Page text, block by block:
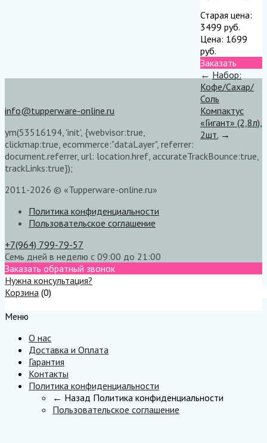
Старая цена:
3499 руб.
Цена: 1699
руб.
Заказать
← Набор:
Кофе/Сахар/
Соль
Компактус
«Гигант» (2,8л),
2шт. →
info@tupperware-online.ru
ym(53516194, 'init', {webvisor:true,
clickmap:true, ecommerce:"dataLayer", referrer:
document.referrer, url: location.href, accurateTrackBounce:true,
trackLinks:true});
2011-2026 © «Tupperware-online.ru»
Политика конфиденциальности
Пользовательское соглашение
+7(964) 799-79-57
Семь дней в неделю с 09:00 до 21:00
Заказать обратный звонок
Нужна консультация?
Корзина (0)
Меню
О нас
Доставка и Оплата
Гарантия
Контакты
Политика конфиденциальности
← Назад Политика конфиденциальности
Пользовательское соглашение